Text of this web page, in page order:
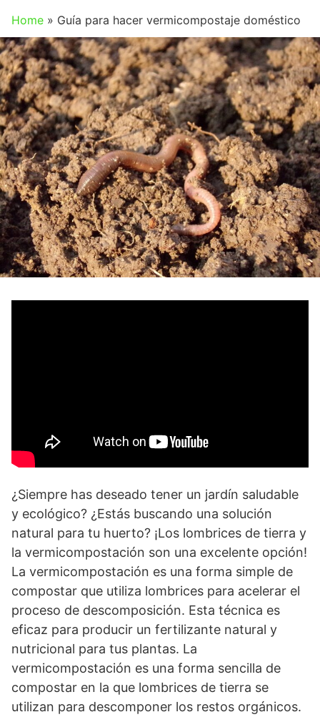
Home » Guía para hacer vermicompostaje doméstico
¿Siempre has deseado tener un jardín saludable
y ecológico? ¿Estás buscando una solución
natural para tu huerto? ¡Los lombrices de tierra y
la vermicompostación son una excelente opción!
La vermicompostación es una forma simple de
compostar que utiliza lombrices para acelerar el
proceso de descomposición. Esta técnica es
eficaz para producir un fertilizante natural y
nutricional para tus plantas. La
vermicompostación es una forma sencilla de
compostar en la que lombrices de tierra se
utilizan para descomponer los restos orgánicos.